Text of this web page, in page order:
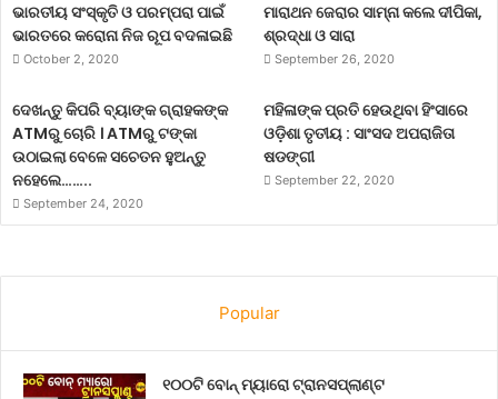
ଭାରତୀୟ ସଂସ୍କୃତି ଓ ପରମ୍ପରା ପାଇଁ
ଭାରତରେ କରୋନା ନିଜ ରୂପ ବଦଳାଇଛି
October 2, 2020
ମାରାଥନ ଜେରାର ସାମ୍ନା କଲେ ଦୀପିକା,
ଶ୍ରଦ୍ଧା ଓ ସାରା
September 26, 2020
ଦେଖନ୍ତୁ କିପରି ବ୍ୟାଙ୍କ ଗ୍ରାହକଙ୍କ
ATMରୁ ଚୋରି । ATMରୁ ଟଙ୍କା
ଉଠାଇଲା ବେଳେ ସଚେତନ ହୁଅନ୍ତୁ
ନହେଲେ……..
September 24, 2020
ମହିଳାଙ୍କ ପ୍ରତି ହେଉଥିବା ହିଂସାରେ
ଓଡ଼ିଶା ତୃତୀୟ : ସାଂସଦ ଅପରାଜିତା
ଷଡଙ୍ଗୀ
September 22, 2020
Popular
୧୦୦ଟି ବୋନ୍ ମ୍ୟାରୋ ଟ୍ରାନସପ୍ଲାଣ୍ଟ